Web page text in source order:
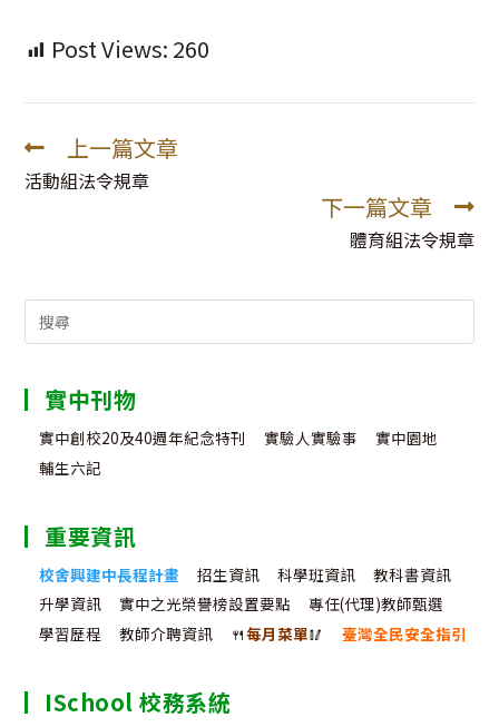
Post Views: 260
Read
more
上一篇文章
活動組法令規章
下一篇文章
體育組法令規章
Search
for:
實中刊物
實中創校20及40週年紀念特刊 實驗人實驗事
實中園地
輔生六記
重要資訊
校舍興建中長程計畫 招生資訊 科學班資訊
教科書資訊
升學資訊
實中之光榮譽榜設置要點
專任(代理)教師甄選
學習歷程
教師介聘資訊 🍴每月菜單🥢 臺灣全民安全指引
ISchool 校務系統